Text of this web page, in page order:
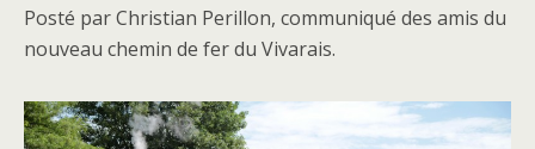
Posté par Christian Perillon, communiqué des amis du
nouveau chemin de fer du Vivarais.